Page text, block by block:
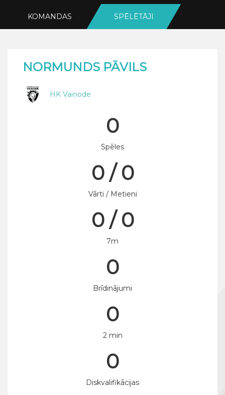
KOMANDAS SPĒLĒTĀJI
NORMUNDS PĀVILS
HK Vaiņode
0
Spēles
0 / 0
Vārti / Metieni
0 / 0
7m
0
Brīdinājumi
0
2 min
0
Diskvalifikācijas